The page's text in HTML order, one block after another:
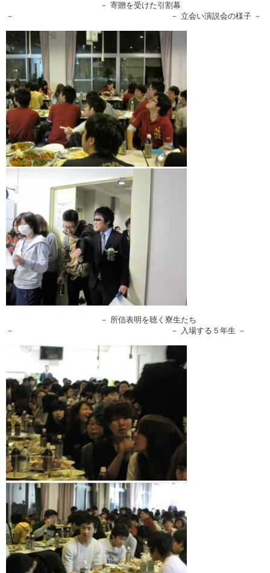
－ 寄贈を受けた引割幕
－ － 立会い演説会の様子 －
－ 所信表明を聴く寮生たち
－ － 入場する５年生 －